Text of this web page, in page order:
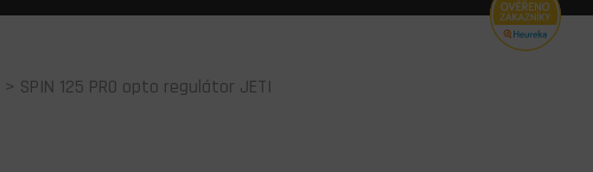
> SPIN 125 PRO opto regulátor JETI